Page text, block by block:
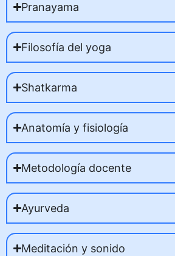
Pranayama
Filosofía del yoga
Shatkarma
Anatomía y fisiología
Metodología docente
Ayurveda
Meditación y sonido